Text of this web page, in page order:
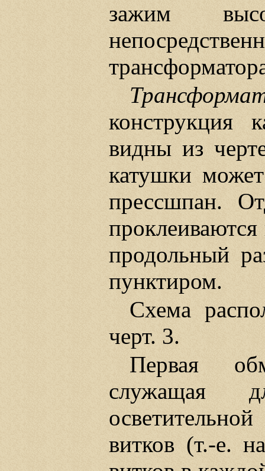
зажим
конструкция
видны из
катушки
прессшпан.
продольный
пунктиром.
Схема
черт. 3.
Первая
служащая
витков (т.-е.